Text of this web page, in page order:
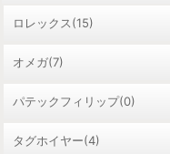
ロレックス(15)
オメガ(7)
パテックフィリップ(0)
タグホイヤー(4)